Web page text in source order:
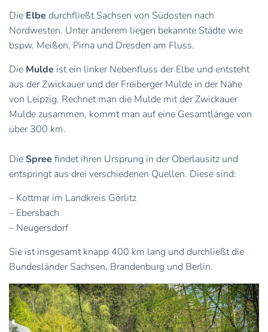
Die Elbe durchfließt Sachsen von Südosten nach
Nordwesten. Unter anderem liegen bekannte Städte wie
bspw. Meißen, Pirna und Dresden am Fluss.
Die Mulde ist ein linker Nebenfluss der Elbe und entsteht
aus der Zwickauer und der Freiberger Mulde in der Nähe
von Leipzig. Rechnet man die Mulde mit der Zwickauer
Mulde zusammen, kommt man auf eine Gesamtlänge von
über 300 km.
DieSpree findet ihren Ursprung in der Oberlausitz und
entspringt aus drei verschiedenen Quellen. Diese sind:
– Kottmar im Landkreis Görlitz
– Ebersbach
– Neugersdorf
Sie ist insgesamt knapp 400 km lang und durchließt die
Bundesländer Sachsen, Brandenburg und Berlin.